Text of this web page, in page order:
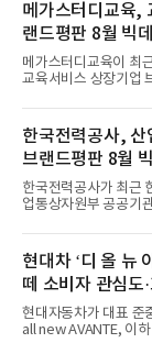
메가스터디교육,
랜드평판 8월 빅
메가스터디교육이 최
교육서비스 상장기업
일 한국기업평판연구
비스 상장기업 브랜드
8월 7일까지 수집된
을 분석한 결과, 메가
1,710,926을 기록하며
분석에 활용된 빅데이
비 6.14% 증가한 수
디교육, 대교, 디지
한국전력공사, 산
브랜드평판 8월
한국전력공사가 최근
업통상자원부 공공기
이 순으로 뒤를 이었
구창환)는 산업통상자
대상으로 지난 7월 7
자 빅데이터
공사가 브랜드평판지
1위에 올랐다고 밝혔
난 7월(88,893,823건)
현대차 ‘디 올 뉴
떼 소비자 관심도
현대자동차가 대표 준
all new AVANTE, 이